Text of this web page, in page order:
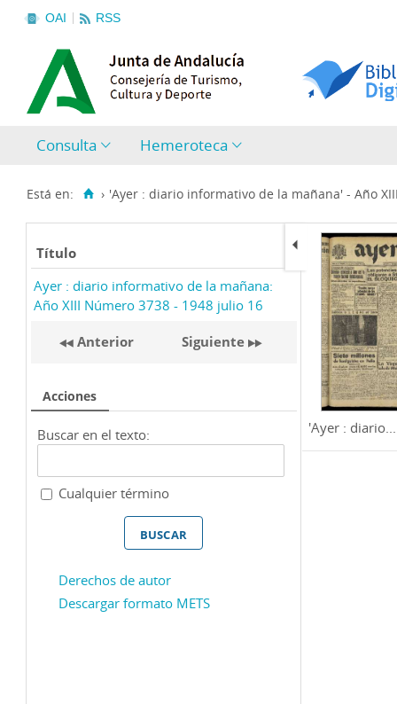
OAI RSS
Consulta Hemeroteca
Está en: › 'Ayer : diario informativo de la mañana' - Año
Título
Ayer : diario informativo de la mañana:
Año XIII Número 3738 - 1948 julio 16
Anterior Siguiente
Acciones
Buscar en el texto:
Cualquier término
Derechos de autor
Descargar formato METS
'Ayer : diario...